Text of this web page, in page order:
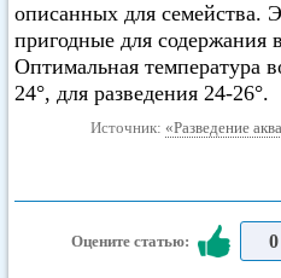
описанных для
пригодные для содержания
Оптимальная температура
24°, для разведения 24-26°.
Источник: «Разведение
Оцените статью: 0